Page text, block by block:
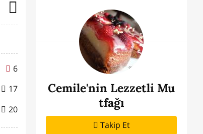
6
17
20
Cemile'nin Lezzetli Mu
tfağı
Takip Et